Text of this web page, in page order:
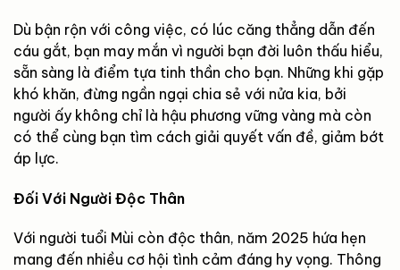
Dù bận rộn với công việc, có lúc căng thẳng dẫn đến
cáu gắt, bạn may mắn vì người bạn đời luôn thấu hiểu,
sẵn sàng là điểm tựa tinh thần cho bạn. Những khi gặp
khó khăn, đừng ngần ngại chia sẻ với nửa kia, bởi
người ấy không chỉ là hậu phương vững vàng mà còn
có thể cùng bạn tìm cách giải quyết vấn đề, giảm bớt
áp lực.
Đối Với Người Độc Thân
Với người tuổi Mùi còn độc thân, năm 2025 hứa hẹn
mang đến nhiều cơ hội tình cảm đáng hy vọng. Thông